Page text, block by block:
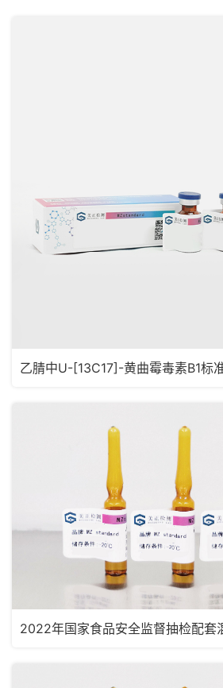
乙腈中U-[13C17]-黄曲霉毒素B1标
2022年国家食品安全监督抽检配套